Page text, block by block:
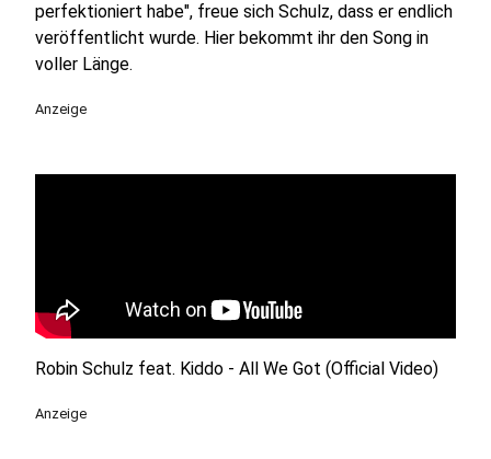
perfektioniert habe", freue sich Schulz, dass er endlich
veröffentlicht wurde. Hier bekommt ihr den Song in
voller Länge.
Anzeige
Robin Schulz feat. Kiddo - All We Got (Official Video)
Anzeige